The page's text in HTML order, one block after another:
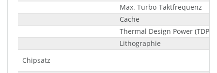
Max. Turbo-Taktfrequenz
Cache
Thermal Design Power (TDP)
Lithographie
Chipsatz